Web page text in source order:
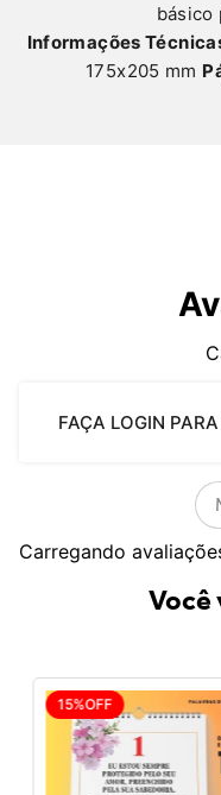
básico
Informações
175x205 mm
FAÇA LOGIN
Carregando
Você
15%OFF